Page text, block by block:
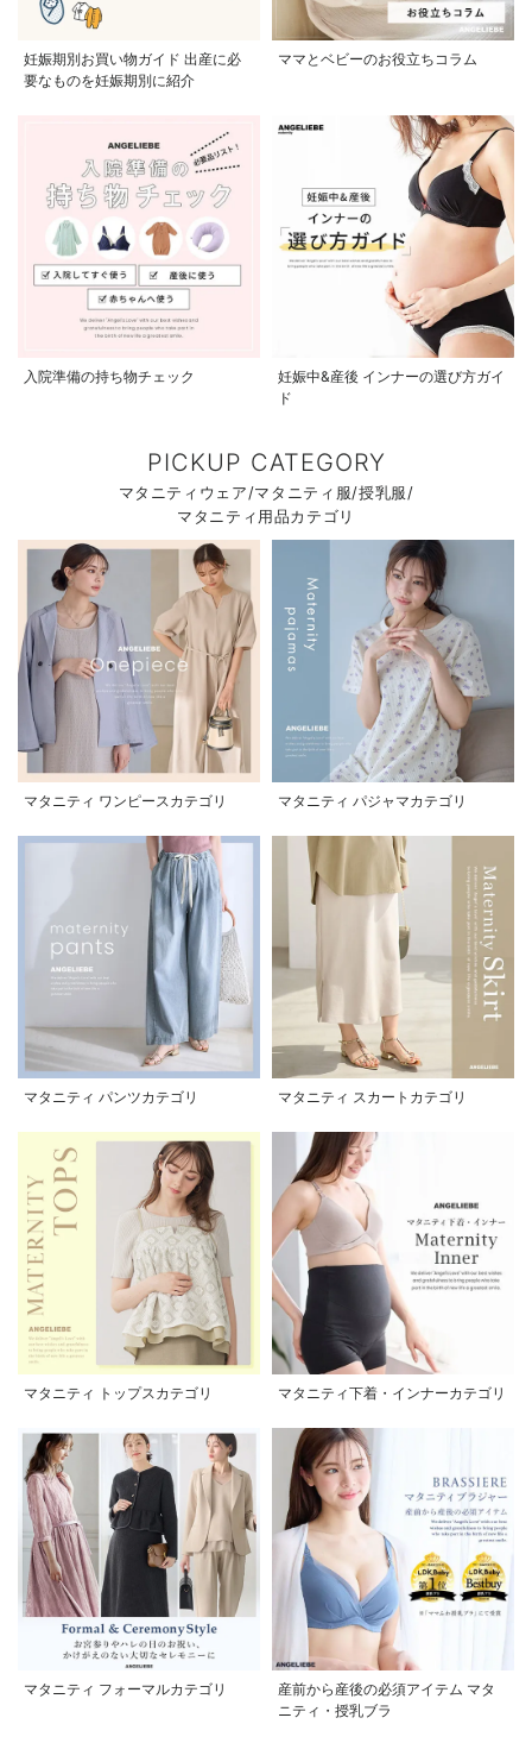
妊娠期別お買い物ガイド 出産に必
要なものを妊娠期別に紹介
ママとベビーのお役立ちコラム
入院準備の持ち物チェック
妊娠中&産後 インナーの選び方ガイ
ド
PICKUP CATEGORY
マタニティウェア/マタニティ服/授乳服/
マタニティ用品カテゴリ
マタニティ ワンピースカテゴリ マタニティ パジャマカテゴリ
マタニティ パンツカテゴリ マタニティ スカートカテゴリ
マタニティ トップスカテゴリ マタニティ下着・インナーカテゴリ
マタニティ フォーマルカテゴリ
産前から産後の必須アイテム マタ
ニティ・授乳ブラ